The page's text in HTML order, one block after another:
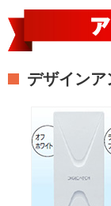
デザインア